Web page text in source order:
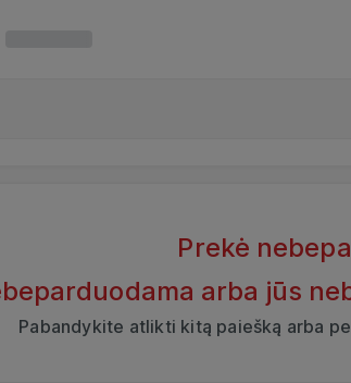
Prekė
arba jūs
Pabandykite atlikti kitą paiešką arba